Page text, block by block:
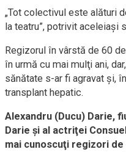
„Tot colectivul este alături
la teatru”, potrivit aceleiaşi
Regizorul în vârstă de 60
în urmă cu mai mulţi ani,
sănătate s-ar fi agravat şi,
transplant hepatic.
Alexandru (Ducu) Darie,
Darie şi al actriţei
mai cunoscuţi regizori